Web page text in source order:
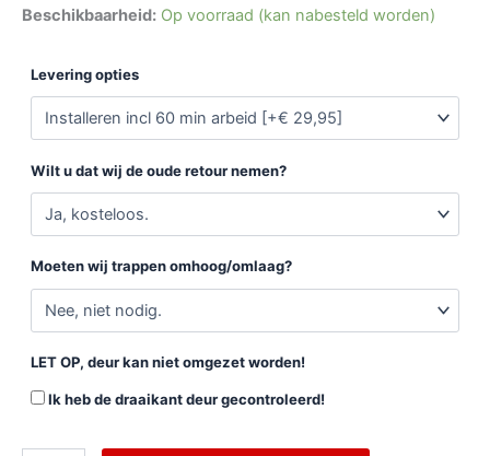
Beschikbaarheid: Op voorraad (kan nabesteld worden)
Levering opties
Wilt u dat wij de oude retour nemen?
Moeten wij trappen omhoog/omlaag?
LET OP, deur kan niet omgezet worden!
Ik heb de draaikant deur gecontroleerd!